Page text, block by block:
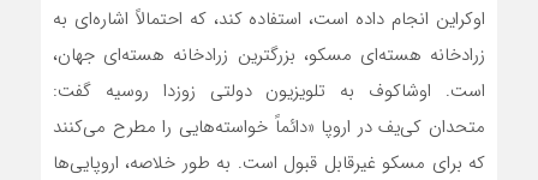
اوکراین انجام داده است، استفاده کند، که احتمالاً اشاره‌ای به
زرادخانه هسته‌ای مسکو، بزرگترین زرادخانه هسته‌ای جهان،
است. اوشاکوف به تلویزیون دولتی زوزدا روسیه گفت:
متحدان کی‌یف در اروپا «دائماً خواسته‌هایی را مطرح می‌کنند
که برای مسکو غیرقابل قبول است. به طور خلاصه، اروپایی‌ها